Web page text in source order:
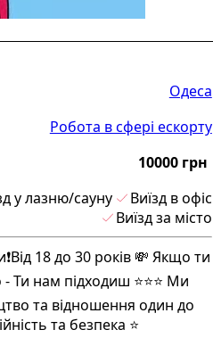
Одеса
Робота в сфері ескорту
10000 грн
у лазню/сауну
Виїзд в офіс
Виїзд за місто
18 до 30 років 💸 Якщо ти
Ти нам підходиш ⭐️⭐️⭐️ Ми
та відношення один до
та безпека ⭐️